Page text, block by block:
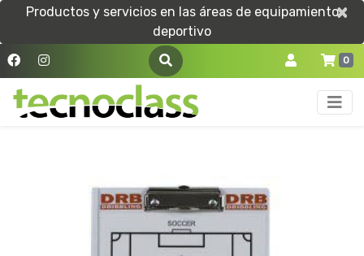
Productos y servicios en las áreas de equipamiento
deportivo
×
×
0